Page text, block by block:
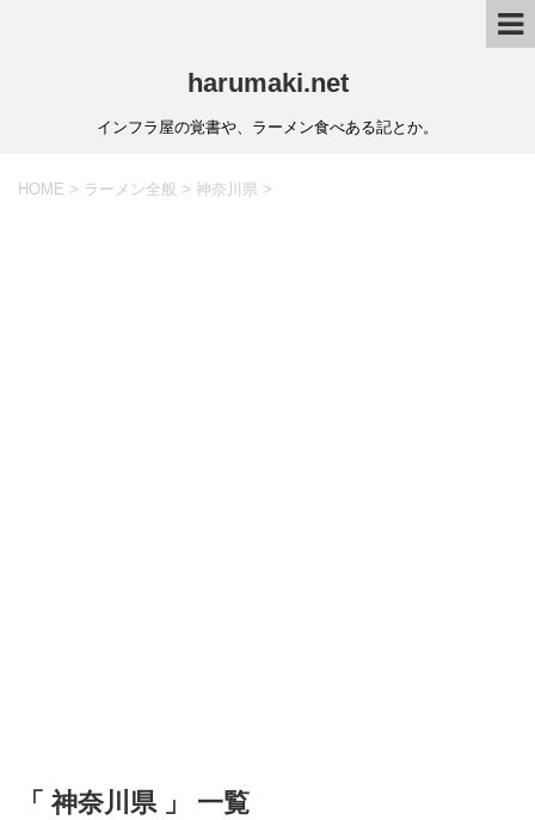
harumaki.net
インフラ屋の覚書や、ラーメン食べある記とか。
HOME > ラーメン全般 > 神奈川県 >
「 神奈川県 」 一覧